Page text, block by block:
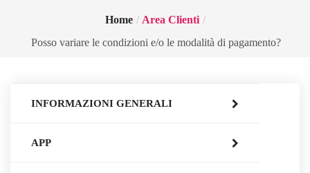
Home
Area Clienti
Posso variare le condizioni e/o le modalità di pagamento?
INFORMAZIONI GENERALI
APP